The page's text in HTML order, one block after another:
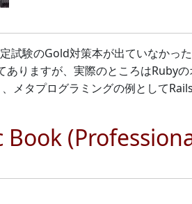
試験のGold対策本が出ていなかっ
ありますが、実際のところはRuby
メタプログラミングの例として
Book